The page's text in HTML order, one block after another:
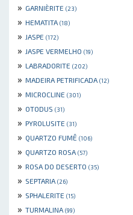
» GARNIÈRITE (23)
» HEMATITA (18)
» JASPE (172)
» JASPE VERMELHO (19)
» LABRADORITE (202)
» MADEIRA PETRIFICADA (12)
» MICROCLINE (301)
» OTODUS (31)
» PYROLUSITE (31)
» QUARTZO FUMÊ (106)
» QUARTZO ROSA (57)
» ROSA DO DESERTO (35)
» SEPTARIA (26)
» SPHALERITE (15)
» TURMALINA (99)